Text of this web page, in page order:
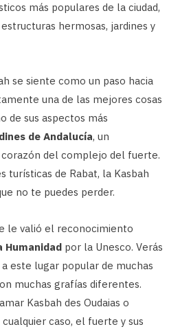
más populares de la ciudad,
hermosas, jardines y
se siente como un paso hacia
una de las mejores cosas
de sus aspectos más
de Andalucía, un
del complejo del fuerte.
turísticas de Rabat, la Kasbah
no te puedes perder.
le valió el reconocimiento
Humanidad por la Unesco. Verás
este lugar popular de muchas
muchas grafías diferentes.
Kasbah des Oudaias o
cualquier caso, el fuerte y sus